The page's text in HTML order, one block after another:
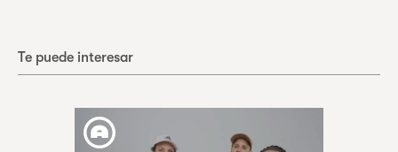
Te puede interesar